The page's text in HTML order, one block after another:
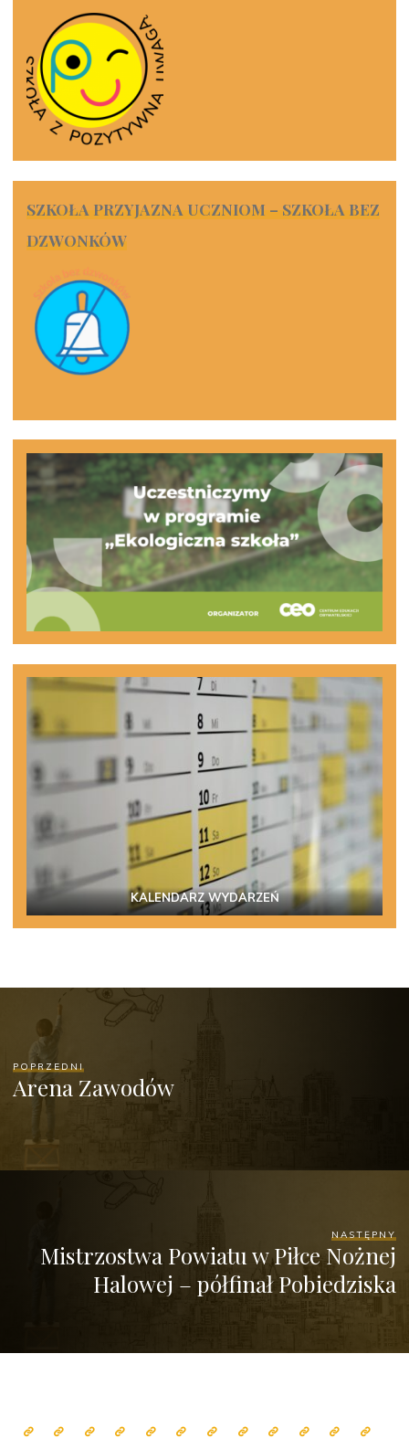
SZKOŁA PRZYJAZNA UCZNIOM – SZKOŁA BEZ
DZWONKÓW
KALENDARZ WYDARZEŃ
POPRZEDNI
Arena Zawodów
NASTĘPNY
Mistrzostwa Powiatu w Piłce Nożnej
Halowej – półfinał Pobiedziska